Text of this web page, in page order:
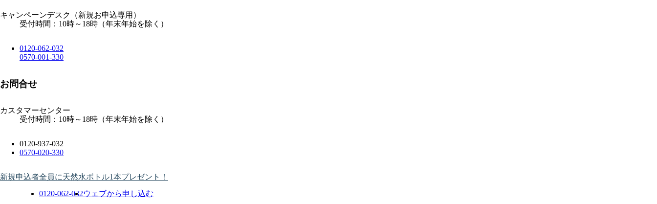
キャンペーンデスク
（新規お申込専用）
受付時間：10時～18時（年末年始を除く）
0120-062-032
0570-001-330
お問合せ
カスタマーセンター
受付時間：10時～18時（年末年始を除く）
0120-937-032
0570-020-330
新規申込者全員に天然水ボトル1本プレゼント！
0120-062-032ウェブから申し込む